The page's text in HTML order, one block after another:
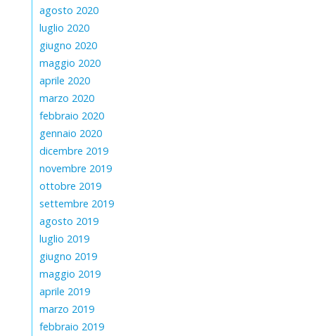
agosto 2020
luglio 2020
giugno 2020
maggio 2020
aprile 2020
marzo 2020
febbraio 2020
gennaio 2020
dicembre 2019
novembre 2019
ottobre 2019
settembre 2019
agosto 2019
luglio 2019
giugno 2019
maggio 2019
aprile 2019
marzo 2019
febbraio 2019